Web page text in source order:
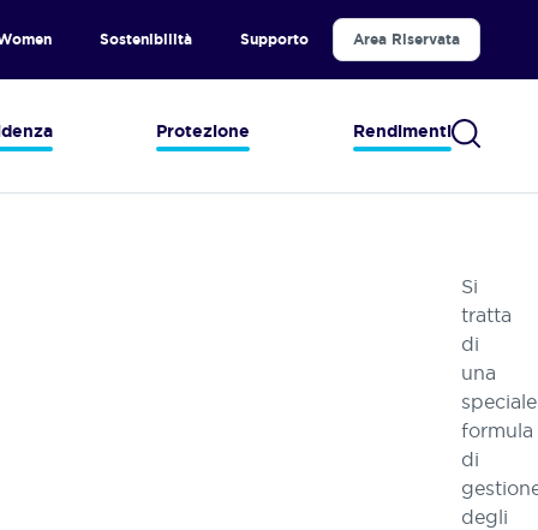
Sostenibilità Supporto Area Riservata
Protezione Rendimenti
Si
tratta
di
una
speciale
formula
di
degli